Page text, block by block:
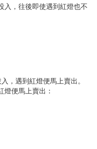
入，往後即使遇到紅燈也不
，遇到紅燈便馬上賣出。
便馬上賣出：